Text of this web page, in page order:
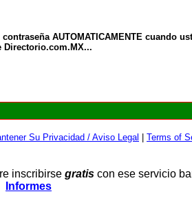
AUTOMATICAMENTE cuando
Su Privacidad / Aviso Legal
Terms of
inscribirse gratis con ese servicio
Informes